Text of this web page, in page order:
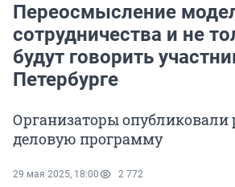
Переосмысление
сотрудничества и не
будут говорить
Петербурге
Организаторы
деловую программу
29 мая 2025, 18:00 2 772